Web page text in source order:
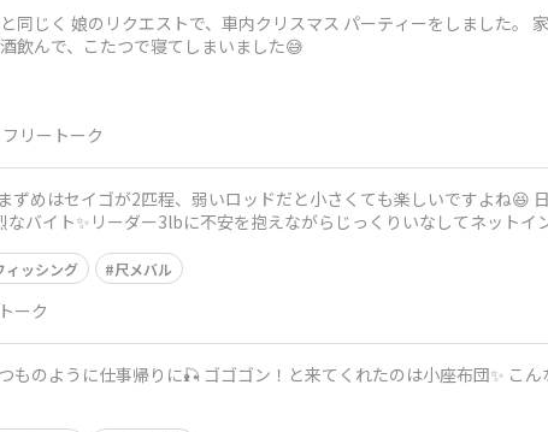
娘のリクエストで、車内クリスマス パーティーをしました。 家の前なの
飲んで、こたつで寝てしまいました😅
フリートーク
めはセイゴが2匹程、弱いロッドだと小さくても楽しいですよね😆
バイト✨リーダー3lbに不安を抱えながらじっくりいなしてネットイ
ィッシング 尺メバル
ーク
のように仕事帰りに🎣 ゴゴゴン！と来てくれたのは小座布団✨ こ